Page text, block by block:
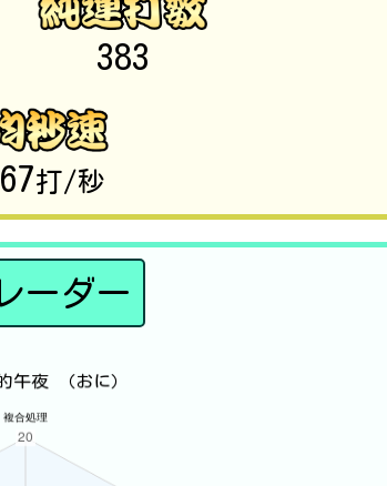
383
打/秒
ーダー